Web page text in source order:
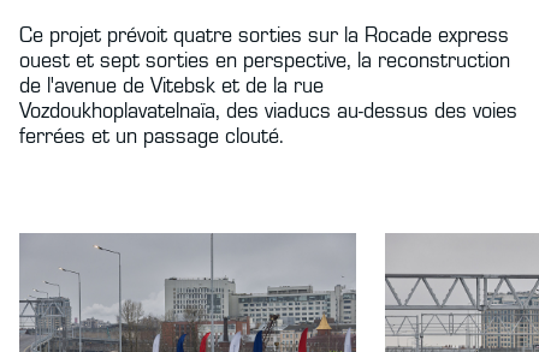
Ce projet prévoit quatre sorties sur la Rocade express
ouest et sept sorties en perspective, la reconstruction
de l'avenue de Vitebsk et de la rue
Vozdoukhoplavatelnaïa, des viaducs au-dessus des voies
ferrées et un passage clouté.